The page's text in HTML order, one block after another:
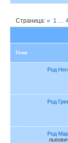
Страница:« 1 …
Тема
Род
Род
Род